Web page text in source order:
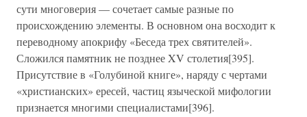
сути многоверия — сочетает самые разные по
происхождению элементы. В основном она восходит к
переводному апокрифу «Беседа трех святителей».
Сложился памятник не позднее XV столетия[395].
Присутствие в «Голубиной книге», наряду с чертами
«христианских» ересей, частиц языческой мифологии
признается многими специалистами[396].